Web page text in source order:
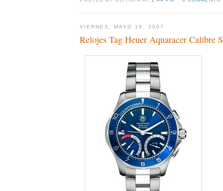
VIERNES, MAYO 18, 2007
Relojes Tag Heuer Aquaracer Calibre S